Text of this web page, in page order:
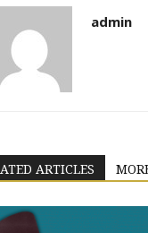
admin
ARTICLES